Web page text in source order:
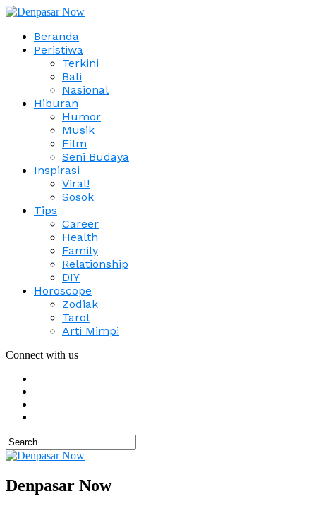
Beranda
Peristiwa
Terkini
Bali
Nasional
Hiburan
Humor
Musik
Film
Seni Budaya
Inspirasi
Viral!
Sosok
Tips
Career
Health
Family
Relationship
DIY
Horoscope
Zodiak
Tarot
Arti Mimpi
Connect with us
Denpasar Now